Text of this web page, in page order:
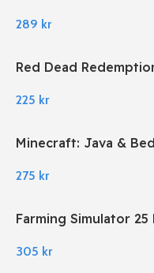
289 kr
Red Dead
225 kr
Minecraft: Java &
275 kr
Farming Simulator 25
305 kr